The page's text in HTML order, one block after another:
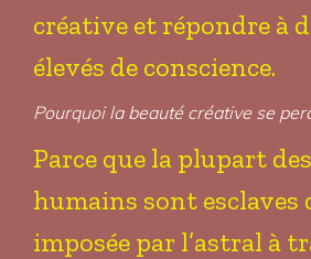
créative et répondre à
élevés de conscience.
Pourquoi la beauté créative se
Parce que la plupart
humains sont esclaves
imposée par l’astral à